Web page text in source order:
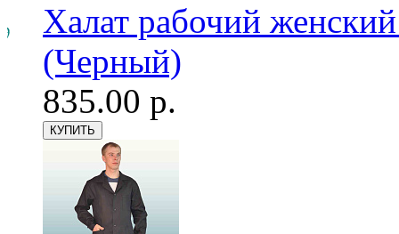
Халат рабочий
(Черный)
835.00 р.